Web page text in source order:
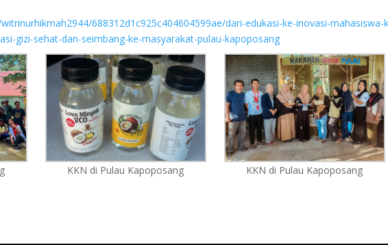
688312d1c925c404604599ae/dari-edukasi-ke-inovasi-mahasiswa-
gizi-sehat-dan-seimbang-ke-masyarakat-pulau-kapoposang
KKN di Pulau Kapoposang KKN di Pulau Kapoposang